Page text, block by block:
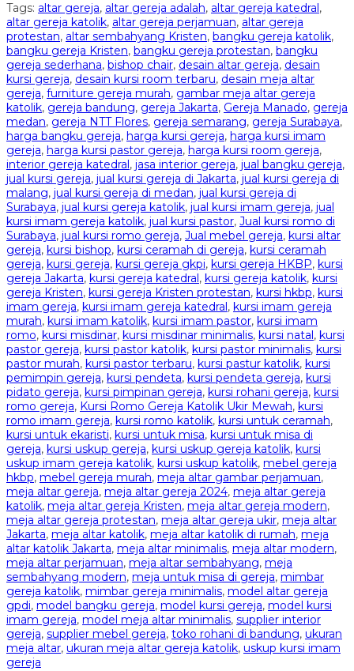
Tags: altar gereja, altar gereja adalah, altar gereja katedral ,
altar gereja katolik, altar gereja perjamuan, altar gereja
protestan, altar sembahyang Kristen, bangku gereja katolik,
bangku gereja Kristen, bangku gereja protestan, bangku
gereja sederhana, bishop chair, desain altar gereja, desain
kursi gereja, desain kursi room terbaru, desain meja altar
gereja, furniture gereja murah, gambar meja altar gereja
katolik, gereja bandung, gereja Jakarta, Gereja Manado, gereja
medan, gereja NTT Flores, gereja semarang, gereja Surabaya,
harga bangku gereja, harga kursi gereja, harga kursi imam
gereja, harga kursi pastor gereja, harga kursi room gereja,
interior gereja katedral , jasa interior gereja, jual bangku gereja,
jual kursi gereja, jual kursi gereja di Jakarta, jual kursi gereja di
malang, jual kursi gereja di medan, jual kursi gereja di
Surabaya, jual kursi gereja katolik, jual kursi imam gereja, jual
kursi imam gereja katolik, jual kursi pastor, Jual kursi romo di
Surabaya, jual kursi romo gereja, Jual mebel gereja, kursi altar
gereja, kursi bishop, kursi ceramah di gereja, kursi ceramah
gereja, kursi gereja, kursi gereja gkpi, kursi gereja HKBP, kursi
gereja Jakarta, kursi gereja katedral , kursi gereja katolik, kursi
gereja Kristen, kursi gereja Kristen protestan, kursi hkbp, kursi
imam gereja, kursi imam gereja katedral , kursi imam gereja
murah, kursi imam katolik, kursi imam pastor, kursi imam
romo, kursi misdinar, kursi misdinar minimalis, kursi natal , kursi
pastor gereja, kursi pastor katolik, kursi pastor minimalis, kursi
pastor murah, kursi pastor terbaru, kursi pastur katolik, kursi
pemimpin gereja, kursi pendeta, kursi pendeta gereja, kursi
pidato gereja, kursi pimpinan gereja, kursi rohani gereja, kursi
romo gereja, Kursi Romo Gereja Katolik Ukir Mewah, kursi
romo imam gereja, kursi romo katolik, kursi untuk ceramah,
kursi untuk ekaristi, kursi untuk misa, kursi untuk misa di
gereja, kursi uskup gereja, kursi uskup gereja katolik, kursi
uskup imam gereja katolik, kursi uskup katolik, mebel gereja
hkbp, mebel gereja murah, meja altar gambar perjamuan,
meja altar gereja, meja altar gereja 2024, meja altar gereja
katolik, meja altar gereja Kristen, meja altar gereja modern,
meja altar gereja protestan, meja altar gereja ukir, meja altar
Jakarta, meja altar katolik, meja altar katolik di rumah, meja
altar katolik Jakarta, meja altar minimalis, meja altar modern,
meja altar perjamuan, meja altar sembahyang, meja
sembahyang modern, meja untuk misa di gereja, mimbar
gereja katolik, mimbar gereja minimalis, model altar gereja
gpdi, model bangku gereja, model kursi gereja, model kursi
imam gereja, model meja altar minimalis, supplier interior
gereja, supplier mebel gereja, toko rohani di bandung, ukuran
meja altar, ukuran meja altar gereja katolik, uskup kursi imam
gereja